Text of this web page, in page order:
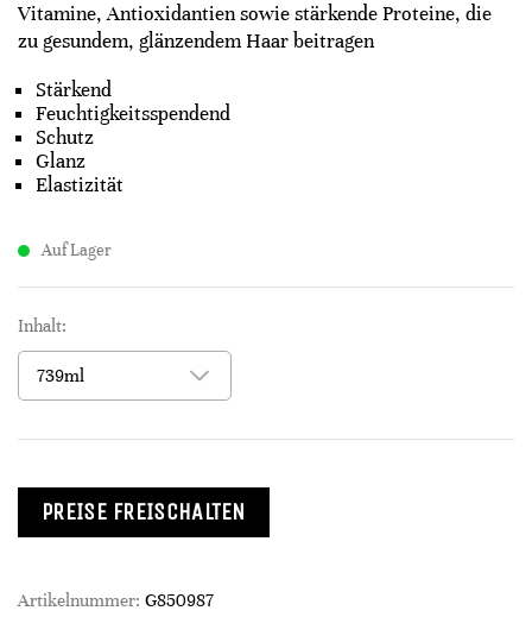
Vitamine, Antioxidantien sowie stärkende Proteine, die
zu gesundem, glänzendem Haar beitragen
Stärkend
Feuchtigkeitsspendend
Schutz
Glanz
Elastizität
Auf Lager
Inhalt:
PREISE FREISCHALTEN
Artikelnummer: G850987